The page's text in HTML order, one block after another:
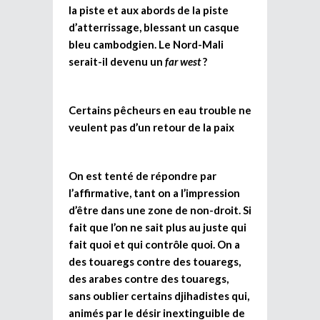
la piste et aux abords de la piste
d’atterrissage, blessant un casque
bleu cambodgien. Le Nord-Mali
serait-il devenu un far west?
Certains pêcheurs en eau trouble ne
veulent pas d’un retour de la paix
On est tenté de répondre par
l’affirmative, tant on a l’impression
d’être dans une zone de non-droit. Si
fait que l’on ne sait plus au juste qui
fait quoi et qui contrôle quoi. On a
des touaregs contre des touaregs,
des arabes contre des touaregs,
sans oublier certains djihadistes qui,
animés par le désir inextinguible de